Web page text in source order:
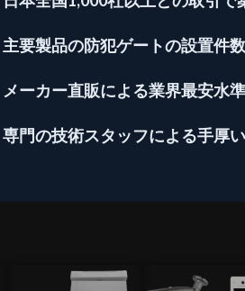
主要製品の防犯ゲートの設置件
メーカー直販による業界最安水
専門の技術スタッフによる手厚